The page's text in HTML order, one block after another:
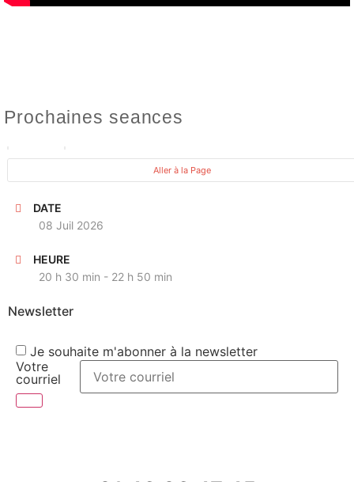
Prochaines seances
Aller à la Page
DATE
08 Juil 2026
HEURE
20 h 30 min - 22 h 50 min
Newsletter
Je souhaite m'abonner à la newsletter
Votre
courriel